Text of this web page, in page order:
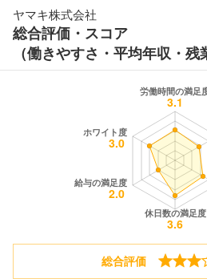
ヤマキ株式会社
総合評価・スコア
（働きやすさ・平均年収・残
総合評価